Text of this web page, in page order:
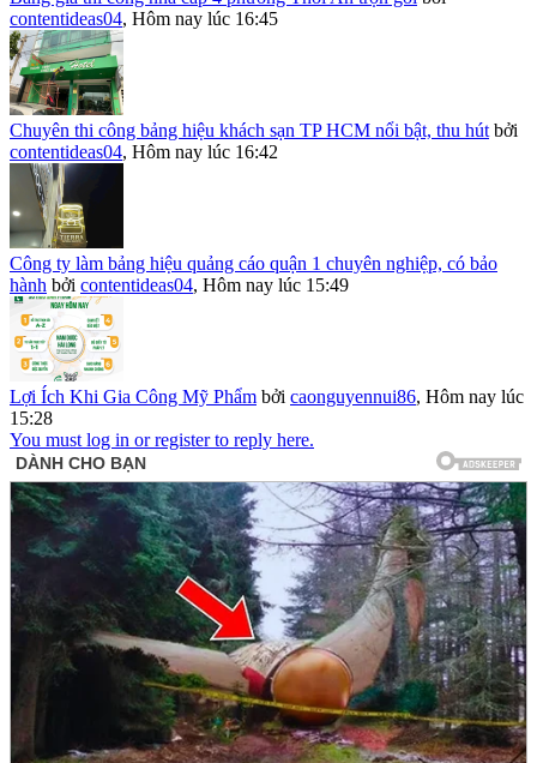
contentideas04, Hôm nay lúc 16:45
Chuyên thi công bảng hiệu khách sạn TP HCM nổi bật, thu hút bởi
contentideas04, Hôm nay lúc 16:42
Công ty làm bảng hiệu quảng cáo quận 1 chuyên nghiệp, có bảo
hành bởi contentideas04, Hôm nay lúc 15:49
Lợi Ích Khi Gia Công Mỹ Phẩm bởi caonguyennui86, Hôm nay lúc
15:28
You must log in or register to reply here.